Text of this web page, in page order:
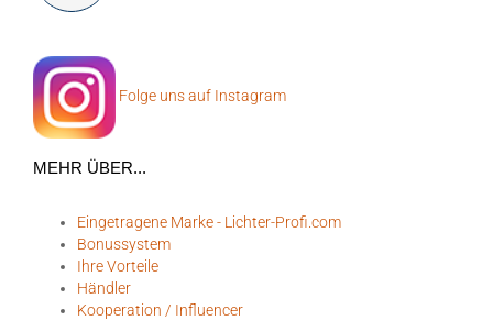
Folge uns auf Instagram
MEHR ÜBER...
Eingetragene Marke - Lichter-Profi.com
Bonussystem
Ihre Vorteile
Händler
Kooperation / Influencer